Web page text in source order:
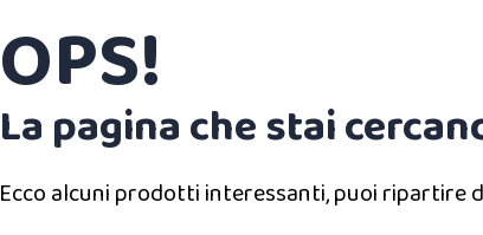
OPS!
La pagina che stai
Ecco alcuni prodotti interessanti, puoi ripartire